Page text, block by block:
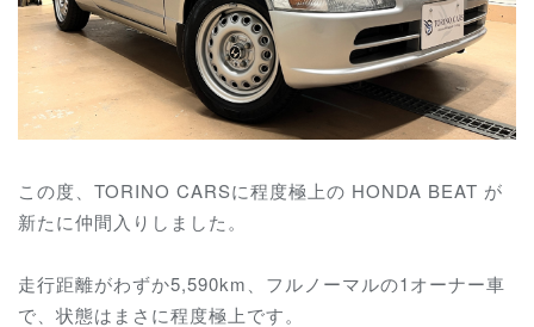
この度、TORINO CARSに程度極上の HONDA BEAT が
新たに仲間入りしました。
走行距離がわずか5,590km、フルノーマルの1オーナー車
で、 状態はまさに程度極上です。